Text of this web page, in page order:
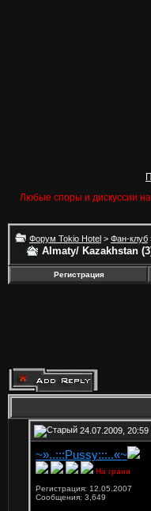
Любые споры и дискуссии
Форум Tokio Hotel > Фан-клуб
Almaty/ Kazakhstan
Регистрация
24.07.2009, 20:59
~»..:::Pussy:::..«~
На грани
Регистрация: 12.05.2007
Сообщения: 3,649